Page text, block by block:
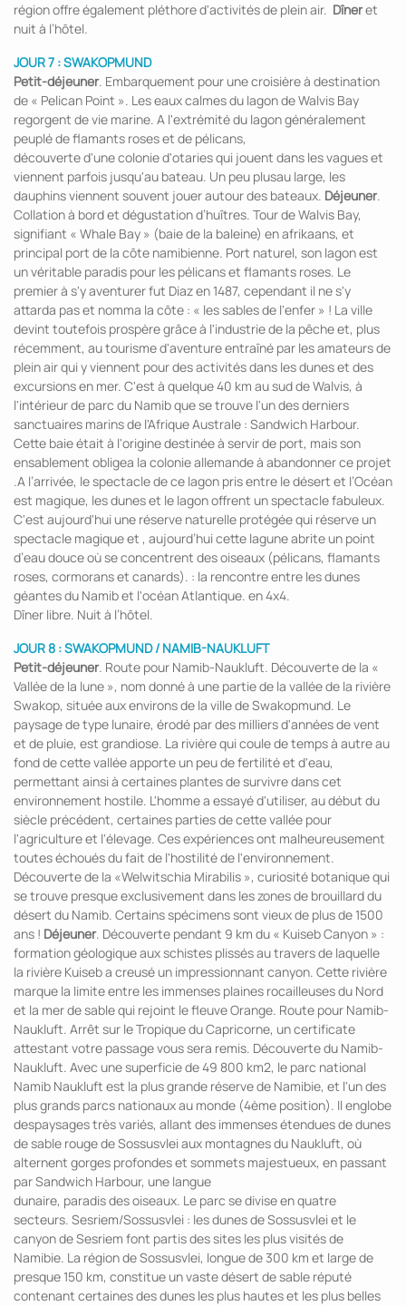
région offre également pléthore d'activités de plein air. Dîneret
nuit à l’hôtel.
JOUR 7 : SWAKOPMUND
Petit-déjeuner. Embarquement pour une croisière à destination
de « Pelican Point ». Les eaux calmes du lagon de Walvis Bay
regorgent de vie marine. A l'extrémité du lagon généralement
peuplé de flamants roses et de pélicans,
découverte d'une colonie d'otaries qui jouent dans les vagues et
viennent parfois jusqu'au bateau. Un peu plusau large, les
dauphins viennent souvent jouer autour des bateaux. Déjeuner.
Collation à bord et dégustation d’huîtres. Tour de Walvis Bay,
signifiant « Whale Bay » (baie de la baleine) en afrikaans, et
principal port de la côte namibienne. Port naturel, son lagon est
un véritable paradis pour les pélicans et flamants roses. Le
premier à s'y aventurer fut Diaz en 1487, cependant il ne s'y
attarda pas et nomma la côte : « les sables de l'enfer » ! La ville
devint toutefois prospère grâce à l'industrie de la pêche et, plus
récemment, au tourisme d'aventure entraîné par les amateurs de
plein air qui y viennent pour des activités dans les dunes et des
excursions en mer. C'est à quelque 40 km au sud de Walvis, à
l'intérieur de parc du Namib que se trouve l'un des derniers
sanctuaires marins de l'Afrique Australe : Sandwich Harbour.
Cette baie était à l'origine destinée à servir de port, mais son
ensablement obligea la colonie allemande à abandonner ce projet
.A l’arrivée, le spectacle de ce lagon pris entre le désert et l’Océan
est magique, les dunes et le lagon offrent un spectacle fabuleux.
C'est aujourd'hui une réserve naturelle protégée qui réserve un
spectacle magique et , aujourd’hui cette lagune abrite un point
d’eau douce où se concentrent des oiseaux (pélicans, flamants
roses, cormorans et canards). : la rencontre entre les dunes
géantes du Namib et l'océan Atlantique. en 4x4.
Dîner libre. Nuit à l’hôtel.
JOUR 8 : SWAKOPMUND / NAMIB-NAUKLUFT
Petit-déjeuner. Route pour Namib-Naukluft. Découverte de la «
Vallée de la lune », nom donné à une partie de la vallée de la rivière
Swakop, située aux environs de la ville de Swakopmund. Le
paysage de type lunaire, érodé par des milliers d'années de vent
et de pluie, est grandiose. La rivière qui coule de temps à autre au
fond de cette vallée apporte un peu de fertilité et d'eau,
permettant ainsi à certaines plantes de survivre dans cet
environnement hostile. L'homme a essayé d'utiliser, au début du
siècle précédent, certaines parties de cette vallée pour
l'agriculture et l'élevage. Ces expériences ont malheureusement
toutes échoués du fait de l'hostilité de l'environnement.
Découverte de la «Welwitschia Mirabilis », curiosité botanique qui
se trouve presque exclusivement dans les zones de brouillard du
désert du Namib. Certains spécimens sont vieux de plus de 1500
ans ! Déjeuner. Découverte pendant 9 km du « Kuiseb Canyon » :
formation géologique aux schistes plissés au travers de laquelle
la rivière Kuiseb a creusé un impressionnant canyon. Cette rivière
marque la limite entre les immenses plaines rocailleuses du Nord
et la mer de sable qui rejoint le fleuve Orange. Route pour Namib-
Naukluft. Arrêt sur le Tropique du Capricorne, un certificate
attestant votre passage vous sera remis. Découverte du Namib-
Naukluft. Avec une superficie de 49 800 km2, le parc national
Namib Naukluft est la plus grande réserve de Namibie, et l'un des
plus grands parcs nationaux au monde (4ème position). Il englobe
despaysages très variés, allant des immenses étendues de dunes
de sable rouge de Sossusvlei aux montagnes du Naukluft, où
alternent gorges profondes et sommets majestueux, en passant
par Sandwich Harbour, une langue
dunaire, paradis des oiseaux. Le parc se divise en quatre
secteurs. Sesriem/Sossusvlei : les dunes de Sossusvlei et le
canyon de Sesriem font partis des sites les plus visités de
Namibie. La région de Sossusvlei, longue de 300 km et large de
presque 150 km, constitue un vaste désert de sable réputé
contenant certaines des dunes les plus hautes et les plus belles